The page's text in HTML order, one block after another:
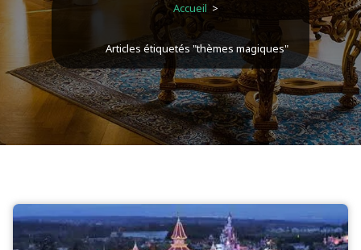
Accueil >
Articles étiquetés "thèmes magiques"